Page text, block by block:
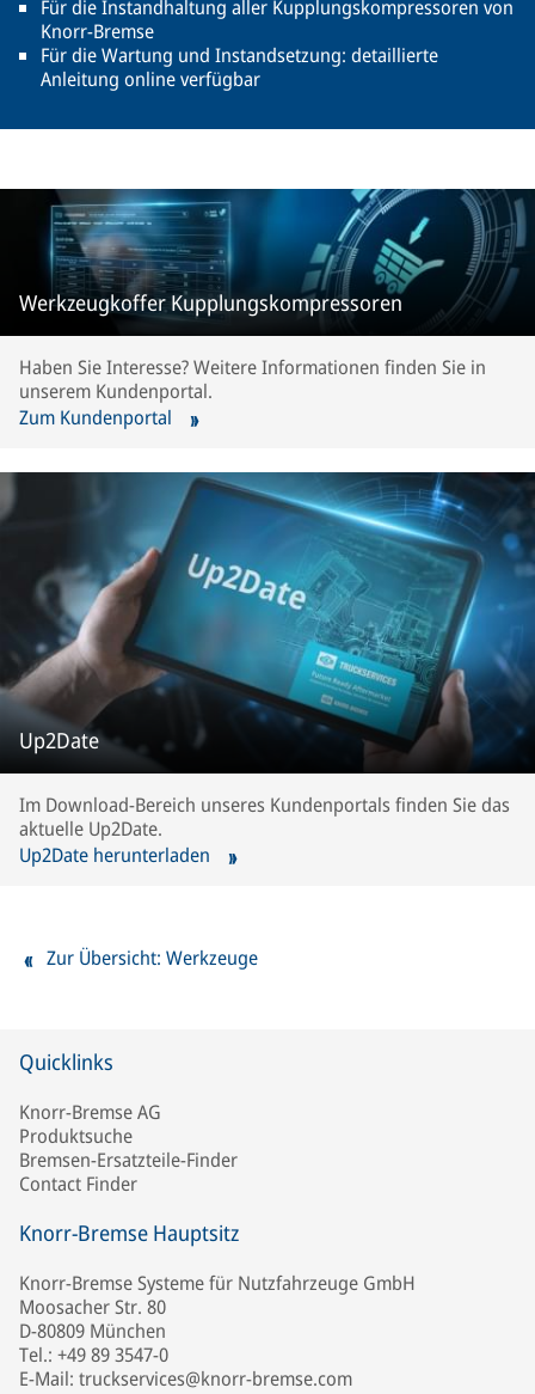
Für die Instandhaltung aller Kupplungskompressoren von
Knorr-Bremse
Für die Wartung und Instandsetzung: detaillierte
Anleitung online verfügbar
Werkzeugkoffer Kupplungskompressoren
Haben Sie Interesse? Weitere Informationen finden Sie in
unserem Kundenportal.
Zum Kundenportal
Up2Date
Im Download-Bereich unseres Kundenportals finden Sie das
aktuelle Up2Date.
Up2Date herunterladen
Zur Übersicht: Werkzeuge
Quicklinks
Knorr-Bremse AG
Produktsuche
Bremsen-Ersatzteile-Finder
Contact Finder
Knorr-Bremse Hauptsitz
Knorr-Bremse Systeme für Nutzfahrzeuge GmbH
Moosacher Str. 80
D-80809 München
Tel.: +49 89 3547-0
E-Mail: truckservices@knorr-bremse.com